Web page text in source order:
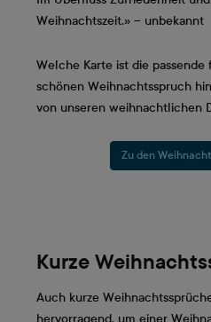
Weihnachtszeit.» – unbekannt
Welche Karte ist die
schönen Weihnachtsspruch
von unseren weihnachtlichen
Zu den
Kurze
Auch kurze
hervorragend, um einer